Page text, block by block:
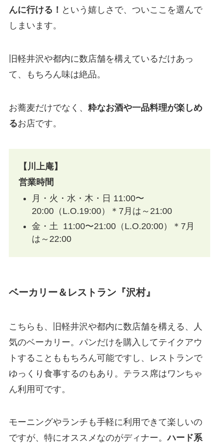
んに行ける！ という嬉しさで、ついここを選んで
しまいます。
旧軽井沢や都内に数店舗を構えているだけあっ
て、もちろん味は絶品。
お蕎麦だけでなく、 粋なお酒や一品料理が楽しめ
るお店です。
【川上庵】
営業時間
月・火・水・木・日 11:00〜
20:00（L.O.19:00）＊7月は～21:00
金・土 11:00〜21:00（L.O.20:00）＊7月
は～22:00
ベーカリー＆レストラン『沢村』
こちらも、旧軽井沢や都内に数店舗を構える、人
気のベーカリー。パンだけを購入してテイクアウ
トすることももちろん可能ですし、レストランで
ゆっくり食事するのもあり。テラス席はワンちゃ
ん利用可です。
モーニングやランチも手軽に利用できて楽しいの
ですが、特にオススメなのがディナー。ハード系